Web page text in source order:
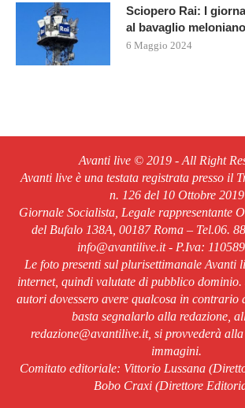
Sciopero Rai: I
al bavaglio meloniano
6 Maggio 2024
Avanti live © 2019 - All Right
Avanti live è una testata registrata presso il
n. 126 del 10 Ottobre 2019
Giornale Socialista, Legale rappresentante
del Bufalo 138A, 00187 Roma – Tel.06.
info@avantilive.it - P.Iva:
Le foto presenti sul plurisettimanale Avanti
internet, quindi valutate di pubblico dominio.
autori dovessero avere qualcosa in contrario
basta segnalarlo alla redazione,
redazione@avantilive.it, si provvederà
immagini.
Comitato editoriale: Vittorio Lussana
Bobo Craxi (Direttore